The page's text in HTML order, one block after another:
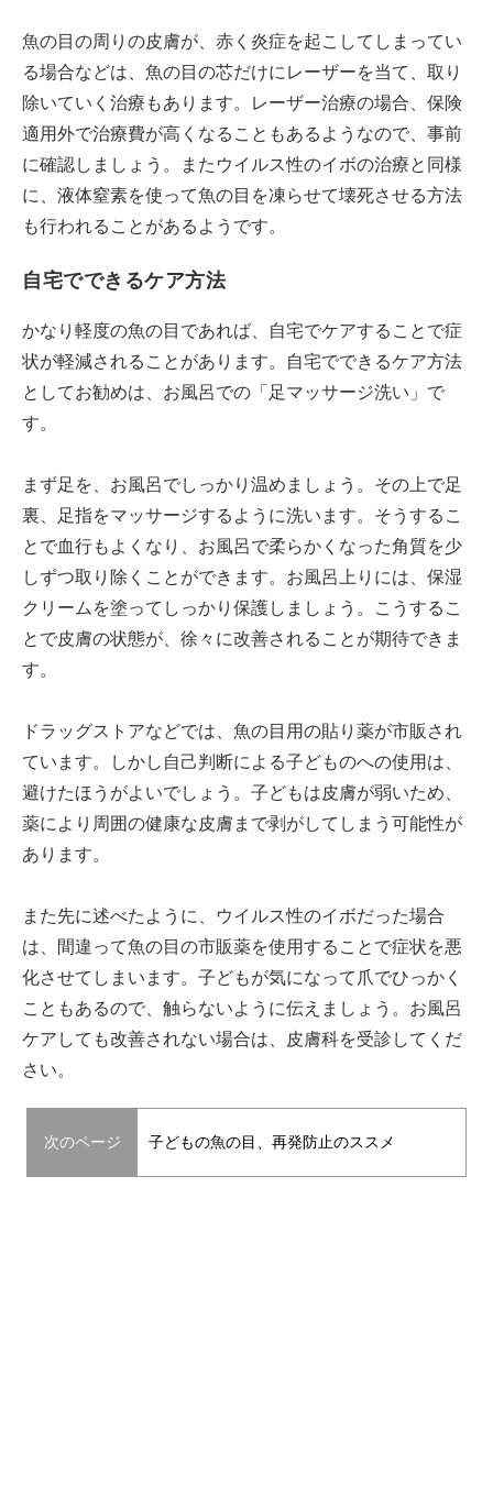
魚の目の周りの皮膚が、赤く炎症を起こしてしまってい
る場合などは、魚の目の芯だけにレーザーを当て、取り
除いていく治療もあります。レーザー治療の場合、保険
適用外で治療費が高くなることもあるようなので、事前
に確認しましょう。またウイルス性のイボの治療と同様
に、液体窒素を使って魚の目を凍らせて壊死させる方法
も行われることがあるようです。
自宅でできるケア方法
かなり軽度の魚の目であれば、自宅でケアすることで症
状が軽減されることがあります。自宅でできるケア方法
としてお勧めは、お風呂での「足マッサージ洗い」で
す。
まず足を、お風呂でしっかり温めましょう。その上で足
裏、足指をマッサージするように洗います。そうするこ
とで血行もよくなり、お風呂で柔らかくなった角質を少
しずつ取り除くことができます。お風呂上りには、保湿
クリームを塗ってしっかり保護しましょう。こうするこ
とで皮膚の状態が、徐々に改善されることが期待できま
す。
ドラッグストアなどでは、魚の目用の貼り薬が市販され
ています。しかし自己判断による子どものへの使用は、
避けたほうがよいでしょう。子どもは皮膚が弱いため、
薬により周囲の健康な皮膚まで剥がしてしまう可能性が
あります。
また先に述べたように、ウイルス性のイボだった場合
は、間違って魚の目の市販薬を使用することで症状を悪
化させてしまいます。子どもが気になって爪でひっかく
こともあるので、触らないように伝えましょう。お風呂
ケアしても改善されない場合は、皮膚科を受診してくだ
さい。
次のページ 子どもの魚の目、再発防止のススメ